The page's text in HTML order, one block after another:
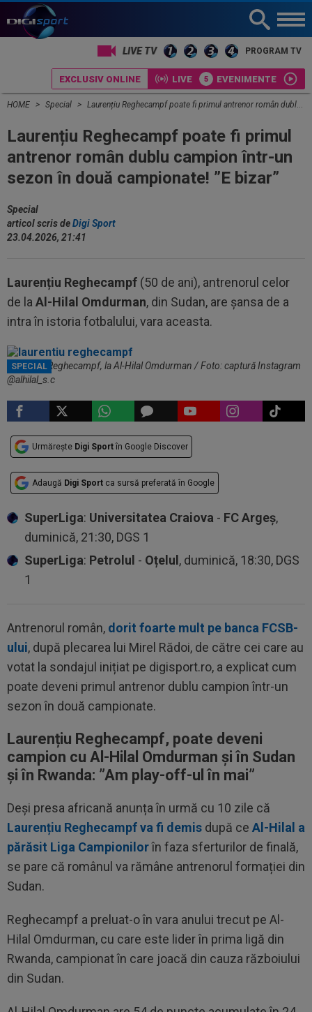
PROGRAM TV
EXCLUSIV ONLINE LIVE EVENIMENTE
HOME Special Laurențiu Reghecampf poate fi primul antrenor român dublu campion într-un sezon în două campionate! ”E bizar”
Laurențiu Reghecampf poate fi primul
antrenor român dublu campion într-un
sezon în două campionate! ”E bizar”
Special
articol scris deDigi Sport
23.04.2026, 21:41
Laurențiu Reghecampf (50 de ani), antrenorul celor
de la Al-Hilal Omdurman, din Sudan, are șansa de a
intra în istoria fotbalului, vara aceasta.
SPECIAL
Laurențiu Reghecampf, la Al-Hilal Omdurman / Foto: captură Instagram
@alhilal_s.c
Urmărește Digi Sport în Google Discover
Adaugă Digi Sport ca sursă preferată în Google
SuperLiga: Universitatea Craiova - FC Argeș,
duminică, 21:30, DGS 1
SuperLiga: Petrolul - Oțelul , duminică, 18:30, DGS
1
Antrenorul român, dorit foarte mult pe banca FCSB-
ului, după plecarea lui Mirel Rădoi, de către cei care au
votat la sondajul inițiat pe digisport.ro, a explicat cum
poate deveni primul antrenor dublu campion într-un
sezon în două campionate.
Laurențiu Reghecampf, poate deveni
campion cu Al-Hilal Omdurman și în Sudan
și în Rwanda: ”Am play-off-ul în mai”
Deși presa africană anunța în urmă cu 10 zile că
Laurențiu Reghecampf va fi demis după ce Al-Hilal a
părăsit Liga Campionilorîn faza sferturilor de finală,
se pare că românul va rămâne antrenorul formației din
Sudan.
Reghecampf a preluat-o în vara anului trecut pe Al-
Hilal Omdurman, cu care este lider în prima ligă din
Rwanda, campionat în care joacă din cauza războiului
din Sudan.